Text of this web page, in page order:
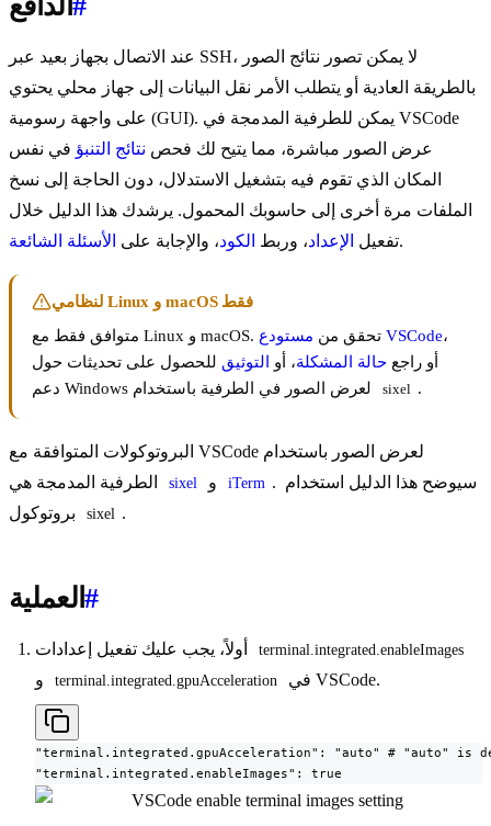
الدافع#
عند الاتصال بجهاز بعيد عبر SSH، لا يمكن تصور نتائج الصور
بالطريقة العادية أو يتطلب الأمر نقل البيانات إلى جهاز محلي يحتوي
على واجهة رسومية (GUI). يمكن للطرفية المدمجة في VSCode
عرض الصور مباشرة، مما يتيح لك فحص نتائج التنبؤ في نفس
المكان الذي تقوم فيه بتشغيل الاستدلال، دون الحاجة إلى نسخ
الملفات مرة أخرى إلى حاسوبك المحمول. يرشدك هذا الدليل خلال
تفعيل الإعداد، وربط الكود، والإجابة على الأسئلة الشائعة .
لنظامي Linux و macOS فقط
متوافق فقط مع Linux و macOS. تحقق من مستودع VSCode،
أو راجع حالة المشكلة، أو التوثيق للحصول على تحديثات حول
sixel .
البروتوكولات المتوافقة مع VSCode لعرض الصور باستخدام
sixel iTerm . سيوضح هذا الدليل استخدام
sixel .
العملية#
terminal.integrated.enableImages
terminal.integrated.gpuAcceleration في VSCode.
"terminal.integrated.gpuAcceleration": "auto" # "auto" is
"terminal.integrated.enableImages": true